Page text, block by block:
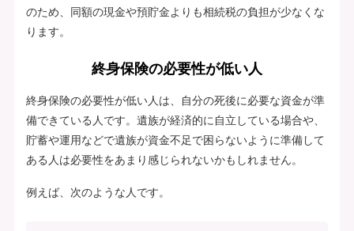
のため、同額の現金や預貯金よりも相続税の負担が少なくな
ります。
終身保険の必要性が低い人
終身保険の必要性が低い人は、自分の死後に必要な資金が準
備できている人です。遺族が経済的に自立している場合や、
貯蓄や運用などで遺族が資金不足で困らないように準備して
ある人は必要性をあまり感じられないかもしれません。
例えば、次のような人です。